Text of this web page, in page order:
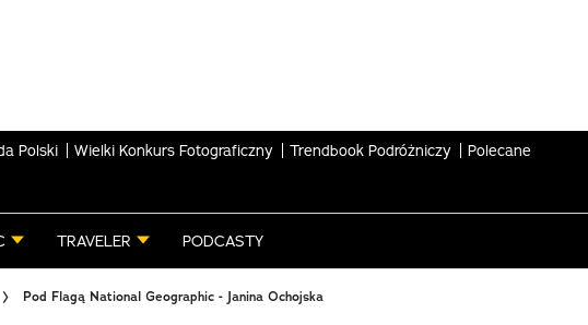
Polski Wielki Konkurs Fotograficzny Trendbook Podróżniczy Polecane
TRAVELER PODCASTY
Pod Flagą National Geographic - Janina Ochojska